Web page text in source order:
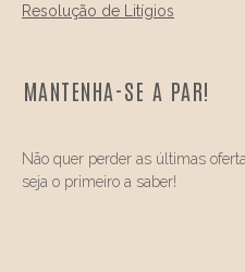
Resolução de Litígios
MANTENHA-SE A PAR!
Não quer perder as últimas
seja o primeiro a saber!